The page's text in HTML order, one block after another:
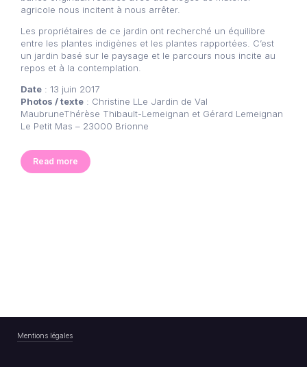
agricole nous incitent à nous arrêter.
Les propriétaires de ce jardin ont recherché un équilibre
entre les plantes indigènes et les plantes rapportées. C’est
un jardin basé sur le paysage et le parcours nous incite au
repos et à la contemplation.
Date : 13 juin 2017
Photos / texte : Christine LLe Jardin de Val
MaubruneThérèse Thibault-Lemeignan et Gérard Lemeignan
Le Petit Mas – 23000 Brionne
Read more
Mentions légales